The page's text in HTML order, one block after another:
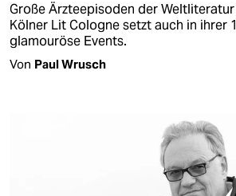
Große Ärzteepisoden der
Kölner Lit Cologne setzt auch in ihrer
glamouröse Events.
Von Paul Wrusch